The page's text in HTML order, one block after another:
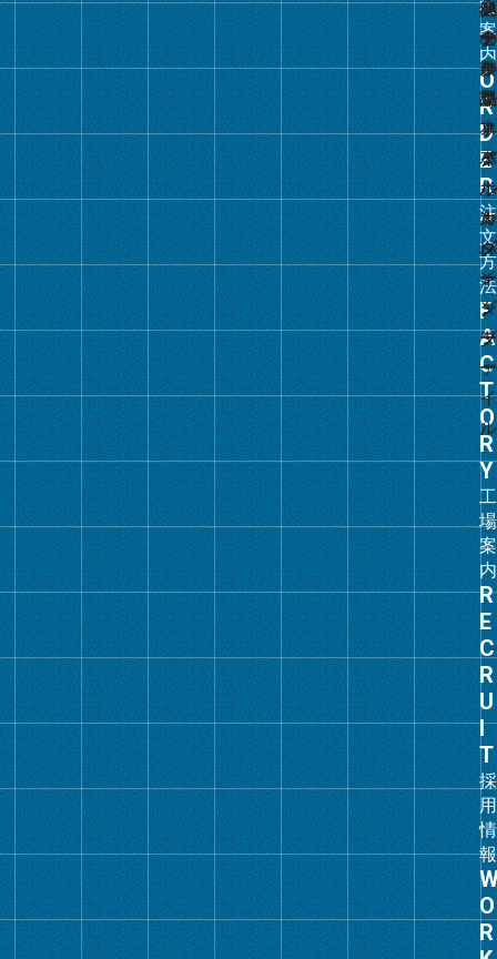
社
案
内
注
文
方
法
グ
ル
ー
プ
リ
ン
ク
工
場
案
内
グ
ル
ー
プ
リ
ン
ク
採
用
情
報
グ
ル
ー
プ
リ
ン
ク
グ
ル
ー
ジ
ナ
ル
フ
ァ
イ
ル
・
バ
イ
ン
ダ
ー
フ
ァ
イ
ル
・
バ
イ
ン
ダ
ー
パ
ー
ク
リ
ス
タ
ル
カ
レ
ン
ダ
ー
ン
ダ
ー
製
本
ジ
ナ
ル
ク
リ
ア
ホ
ル
ダ
ー
・
フ
ァ
イ
ル
メ
モ
リ
他
の
製
品
具